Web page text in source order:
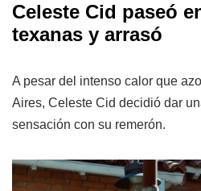
Celeste Cid paseó
texanas y arrasó
A pesar del intenso calor que
Aires, Celeste Cid decidió dar
sensación con su remerón.